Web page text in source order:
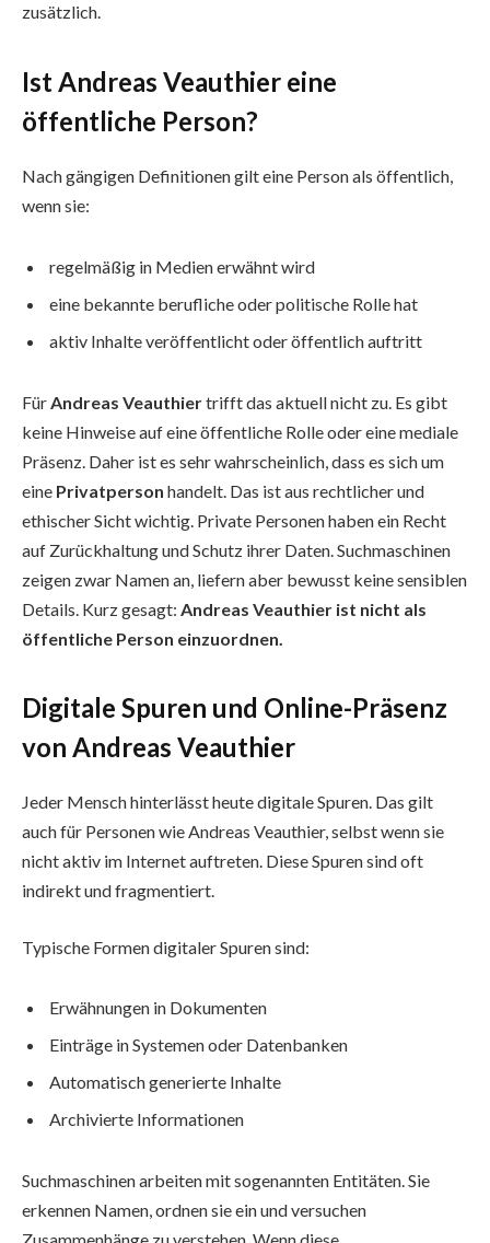
zusätzlich.
Ist Andreas Veauthier eine
öffentliche Person?
Nach gängigen Definitionen gilt eine Person als öffentlich,
wenn sie:
regelmäßig in Medien erwähnt wird
eine bekannte berufliche oder politische Rolle hat
aktiv Inhalte veröffentlicht oder öffentlich auftritt
Für Andreas Veauthiertrifft das aktuell nicht zu. Es gibt
keine Hinweise auf eine öffentliche Rolle oder eine mediale
Präsenz. Daher ist es sehr wahrscheinlich, dass es sich um
eine Privatperson handelt. Das ist aus rechtlicher und
ethischer Sicht wichtig. Private Personen haben ein Recht
auf Zurückhaltung und Schutz ihrer Daten. Suchmaschinen
zeigen zwar Namen an, liefern aber bewusst keine sensiblen
Details. Kurz gesagt: Andreas Veauthier ist nicht als
öffentliche Person einzuordnen.
Digitale Spuren und Online-Präsenz
von Andreas Veauthier
Jeder Mensch hinterlässt heute digitale Spuren. Das gilt
auch für Personen wie Andreas Veauthier, selbst wenn sie
nicht aktiv im Internet auftreten. Diese Spuren sind oft
indirekt und fragmentiert.
Typische Formen digitaler Spuren sind:
Erwähnungen in Dokumenten
Einträge in Systemen oder Datenbanken
Automatisch generierte Inhalte
Archivierte Informationen
Suchmaschinen arbeiten mit sogenannten Entitäten. Sie
erkennen Namen, ordnen sie ein und versuchen